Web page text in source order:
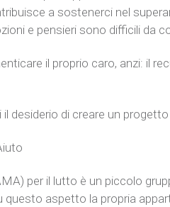
a sostenerci nel
e pensieri sono difficili da
il proprio caro, anzi: il
desiderio di creare un
per il lutto è un piccolo
aspetto la propria